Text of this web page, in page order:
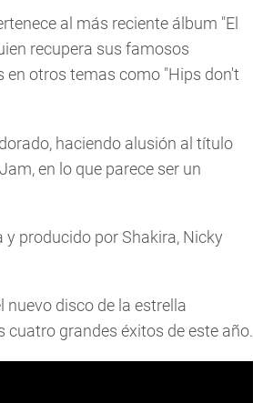
al más reciente álbum "El
recupera sus famosos
otros temas como "Hips don't
haciendo alusión al título
en lo que parece ser un
producido por Shakira, Nicky
nuevo disco de la estrella
cuatro grandes éxitos de este año.